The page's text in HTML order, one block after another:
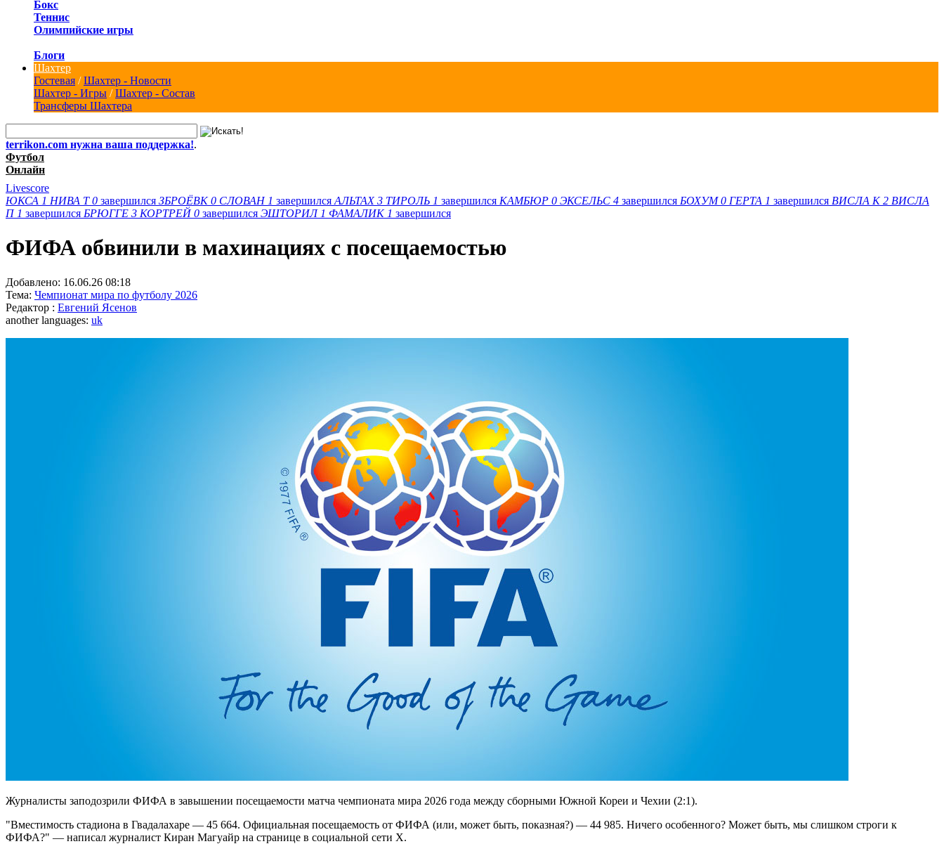
Бокс
Теннис
Олимпийские игры
Блоги
Шахтер
Гостевая /Шахтер - Новости
Шахтер - Игры /Шахтер - Состав
Трансферы Шахтера
terrikon.com нужна ваша поддержка!.
Футбол
Онлайн
Livescore
ЮКСА 1 НИВА Т 0 завершился ЗБРОЁВК 0 СЛОВАН 1 завершился АЛЬТАХ 3 ТИРОЛЬ 1 завершился КАМБЮР 0 ЭКСЕЛЬС 4 завершился БОХУМ 0 ГЕРТА 1 завершился ВИСЛА K 2 ВИСЛА
П 1 завершился БРЮГГЕ 3 КОРТРЕЙ 0 завершился ЭШТОРИЛ 1 ФАМАЛИК 1 завершился
ФИФА обвинили в махинациях с посещаемостью
Добавлено: 16.06.26 08:18
Тема: Чемпионат мира по футболу 2026
Редактор : Евгений Ясенов
another languages: uk
Журналисты заподозрили ФИФА в завышении посещаемости матча чемпионата мира 2026 года между сборными Южной Кореи и Чехии (2:1).
"Вместимость стадиона в Гвадалахаре — 45 664. Официальная посещаемость от ФИФА (или, может быть, показная?) — 44 985. Ничего особенного? Может быть, мы слишком строги к
ФИФА?" — написал журналист Киран Магуайр на странице в социальной сети X.